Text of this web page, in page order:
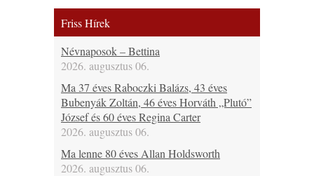
Friss Hírek
Névnaposok – Bettina
2026. augusztus 06.
Ma 37 éves Raboczki Balázs, 43 éves
Bubenyák Zoltán, 46 éves Horváth „Plutó”
József és 60 éves Regina Carter
2026. augusztus 06.
Ma lenne 80 éves Allan Holdsworth
2026. augusztus 06.